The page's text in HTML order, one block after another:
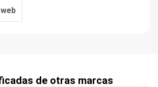
de otras marcas